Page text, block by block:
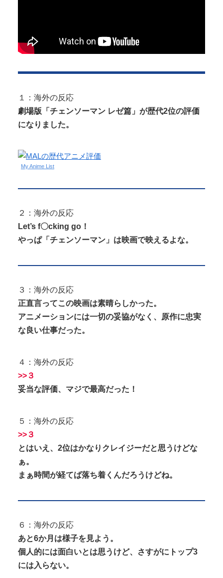
１：海外の反応
劇場版「チェンソーマン レゼ篇」が歴代2位の評価
になりました。
My Anime List
２：海外の反応
Let’s f〇cking go！
やっぱ「チェンソーマン」は映画で映えるよな。
３：海外の反応
正直言ってこの映画は素晴らしかった。
アニメーションには一切の妥協がなく、原作に忠実
な良い仕事だった。
４：海外の反応
>>３
妥当な評価、マジで最高だった！
５：海外の反応
>>３
とはいえ、2位はかなりクレイジーだと思うけどな
ぁ。
まぁ時間が経てば落ち着くんだろうけどね。
６：海外の反応
あと6か月は様子を見よう。
個人的には面白いとは思うけど、さすがにトップ3
には入らない。